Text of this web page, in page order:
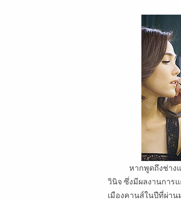
หากพูดถึงช่างแต่
วินิจ ซึ่งมีผลงานการ
เมืองคานส์ในปีที่ผ่า